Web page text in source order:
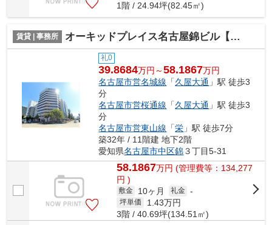
1階 / 24.94坪(82.45㎡)
賃貸 | 事務所 オーキッドプレイス名古屋錦ビル【 オフィスおすすめ 】
礼0
39.8684万円～58.1867万円
名古屋市営名城線 「久屋大通 」駅 徒歩3
分
名古屋市営桜通線 「久屋大通 」駅 徒歩3
分
名古屋市営東山線 「栄 」駅 徒歩7分
築32年 / 11階建 地下2階
愛知県名古屋市中区錦３丁目5-31
58.1867万円 (管理費等：134,277
円 )
敷金 10ヶ月 礼金 -
坪単価 1.43万円
3階 / 40.69坪(134.51㎡)